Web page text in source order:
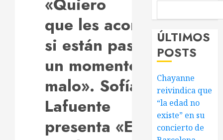
que les acompañe
si están pasando
un momento
malo». Sofía
Lafuente
presenta «Eclipse»,
ÚLTIMOS
POSTS
Chayanne
reivindica que
“la edad no
existe” en su
concierto de